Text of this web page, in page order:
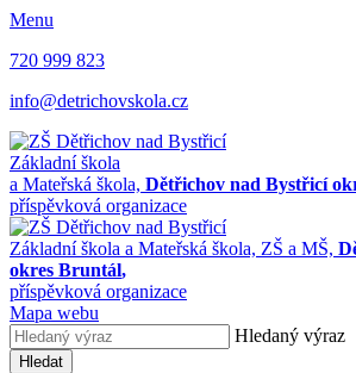
Menu
720 999 823
info@detrichovskola.cz
Základní škola
a Mateřská škola, Dětřichov nad Bystřicí
příspěvková organizace
Základní škola a Mateřská škola, ZŠ a MŠ,
okres Bruntál,
příspěvková organizace
Mapa webu
Hledaný výraz
Hledat